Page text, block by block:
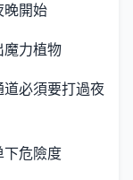
晚開始
魔力植物
必須要打過夜
下危險度